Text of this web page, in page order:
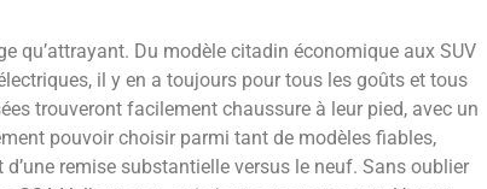
qu’attrayant. Du modèle citadin économique aux SUV
il y en a toujours pour tous les goûts et tous
trouveront facilement chaussure à leur pied, avec un
pouvoir choisir parmi tant de modèles fiables,
remise substantielle versus le neuf. Sans oublier